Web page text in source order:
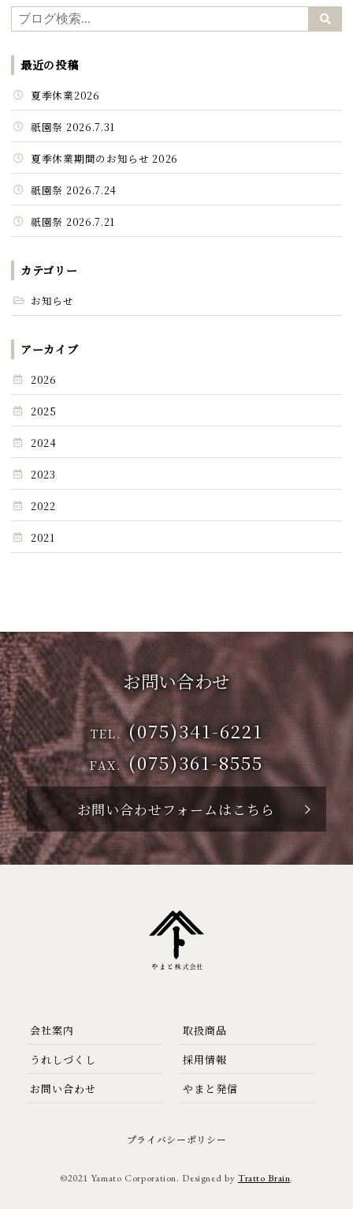
最近の投稿
夏季休業2026
祇園祭 2026.7.31
夏季休業期間のお知らせ 2026
祇園祭 2026.7.24
祇園祭 2026.7.21
カテゴリー
お知らせ
アーカイブ
2026
2025
2024
2023
2022
2021
お問い合わせ
TEL. (075)341-6221
FAX.(075)361-8555
お問い合わせフォームはこちら
会社案内
取扱商品
うれしづくし
採用情報
お問い合わせ
やまと発信
プライバシーポリシー
©2021 Yamato Corporation. Designed by Tratto Brain.